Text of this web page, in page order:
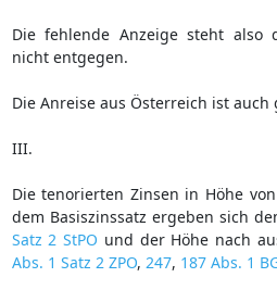
Die fehlende Anzeige steht also
nicht entgegen.
Die Anreise aus Österreich ist
III.
Die tenorierten Zinsen in Höhe
dem Basiszinssatz ergeben sich
Satz 2 StPO und der Höhe nach
Abs. 1 Satz 2 ZPO, 247, 187 Abs. 1